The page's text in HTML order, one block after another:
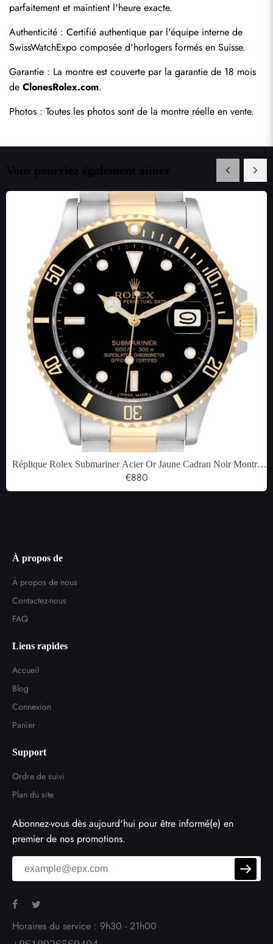
parfaitement et maintient l'heure exacte.
Authenticité : Certifié authentique par l'équipe interne de
SwissWatchExpo composée d'horlogers formés en Suisse.
Garantie : La montre est couverte par la garantie de 18 mois
de ClonesRolex.com.
Photos : Toutes les photos sont de la montre réelle en vente.
Vous pourriez également aimer
Réplique Rolex Submariner Acier Or Jaune Cadran Noir Montre
Homme 16803
€880
À propos de
À propos de nous
Contactez-nous
FAQ
Liens rapides
Accueil
Blog
Connexion
Panier
Support
Ordre de suivi
Plan du site
Abonnez-vous dès aujourd'hui pour être informé(e) en
premier de nos promotions.
Horaires du service : 9h30 - 21h00